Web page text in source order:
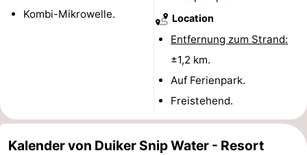
Gent
Die
Küste
-
Kombi-Mikrowelle.
Location
Entfernung zum Strand:
±1,2 km.
Auf Ferienpark.
Freistehend.
Kalender von Duiker Snip Water - Resort